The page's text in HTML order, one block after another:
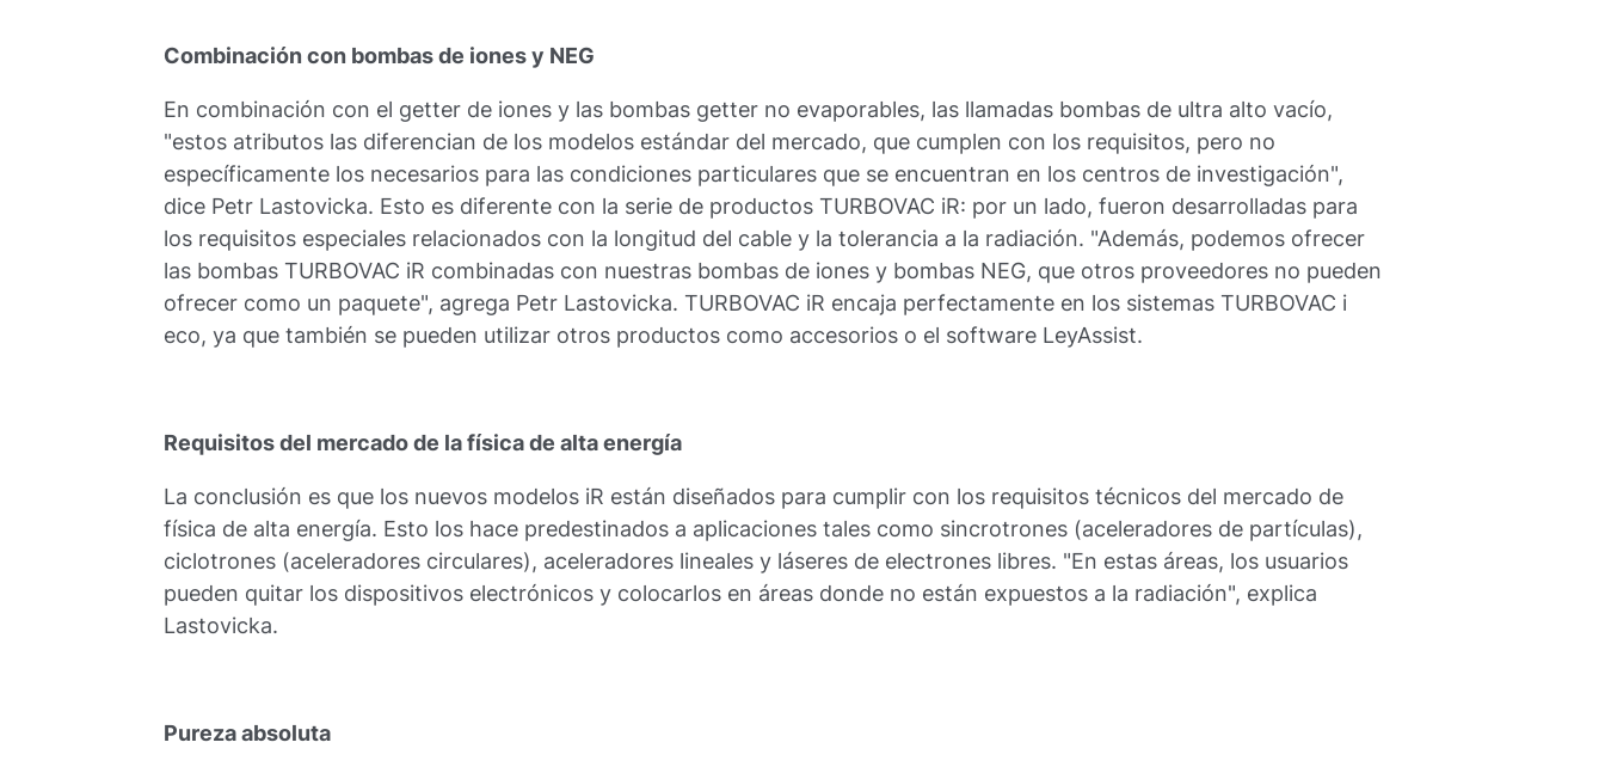
Combinación con bombas de iones y NEG
En combinación con el getter de iones y las bombas getter no evaporables, las llamadas bombas de ultra alto vacío,
"estos atributos las diferencian de los modelos estándar del mercado, que cumplen con los requisitos, pero no
específicamente los necesarios para las condiciones particulares que se encuentran en los centros de investigación",
dice Petr Lastovicka. Esto es diferente con la serie de productos TURBOVAC iR: por un lado, fueron desarrolladas para
los requisitos especiales relacionados con la longitud del cable y la tolerancia a la radiación. "Además, podemos ofrecer
las bombas TURBOVAC iR combinadas con nuestras bombas de iones y bombas NEG, que otros proveedores no pueden
ofrecer como un paquete", agrega Petr Lastovicka. TURBOVAC iR encaja perfectamente en los sistemas TURBOVAC i
eco, ya que también se pueden utilizar otros productos como accesorios o el software LeyAssist.
Requisitos del mercado de la física de alta energía
La conclusión es que los nuevos modelos iR están diseñados para cumplir con los requisitos técnicos del mercado de
física de alta energía. Esto los hace predestinados a aplicaciones tales como sincrotrones (aceleradores de partículas),
ciclotrones (aceleradores circulares), aceleradores lineales y láseres de electrones libres. "En estas áreas, los usuarios
pueden quitar los dispositivos electrónicos y colocarlos en áreas donde no están expuestos a la radiación", explica
Lastovicka.
Pureza absoluta